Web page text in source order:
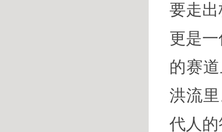
要走
更是
的赛
洪流
代人